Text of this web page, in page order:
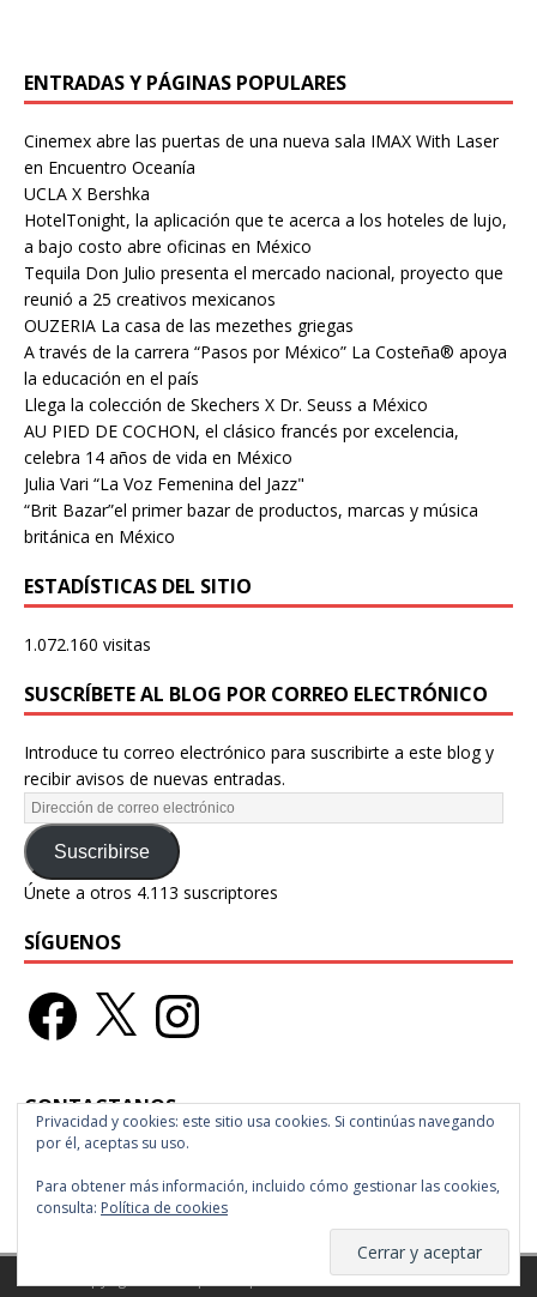
ENTRADAS Y PÁGINAS POPULARES
Cinemex abre las puertas de una nueva sala IMAX With Laser
en Encuentro Oceanía
UCLA X Bershka
HotelTonight, la aplicación que te acerca a los hoteles de lujo,
a bajo costo abre oficinas en México
Tequila Don Julio presenta el mercado nacional, proyecto que
reunió a 25 creativos mexicanos
OUZERIA La casa de las mezethes griegas
A través de la carrera “Pasos por México” La Costeña® apoya
la educación en el país
Llega la colección de Skechers X Dr. Seuss a México
AU PIED DE COCHON, el clásico francés por excelencia,
celebra 14 años de vida en México
Julia Vari “La Voz Femenina del Jazz"
“Brit Bazar”el primer bazar de productos, marcas y música
británica en México
ESTADÍSTICAS DEL SITIO
1.072.160 visitas
SUSCRÍBETE AL BLOG POR CORREO ELECTRÓNICO
Introduce tu correo electrónico para suscribirte a este blog y
recibir avisos de nuevas entradas.
Suscribirse
Únete a otros 4.113 suscriptores
SÍGUENOS
CONTACTANOS
raspberrymagazine@gmail.com
Copyright © 2026 | Tema para WordPress deMH Themes
Privacidad y cookies: este sitio usa cookies. Si continúas navegando
por él, aceptas su uso.
Para obtener más información, incluido cómo gestionar las cookies,
consulta: Política de cookies